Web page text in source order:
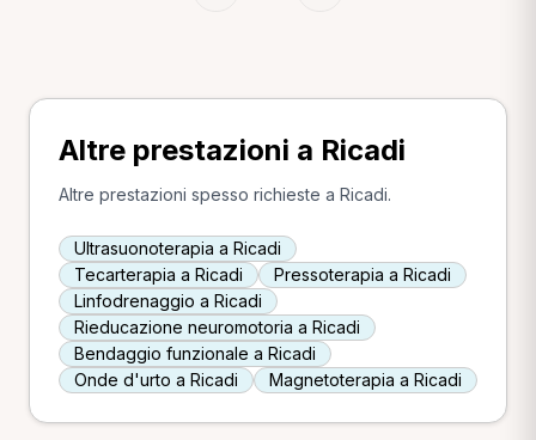
Altre prestazioni a Ricadi
Altre prestazioni spesso richieste a Ricadi.
Ultrasuonoterapia a Ricadi
Tecarterapia a Ricadi
Pressoterapia a Ricadi
Linfodrenaggio a Ricadi
Rieducazione neuromotoria a Ricadi
Bendaggio funzionale a Ricadi
Onde d'urto a Ricadi
Magnetoterapia a Ricadi